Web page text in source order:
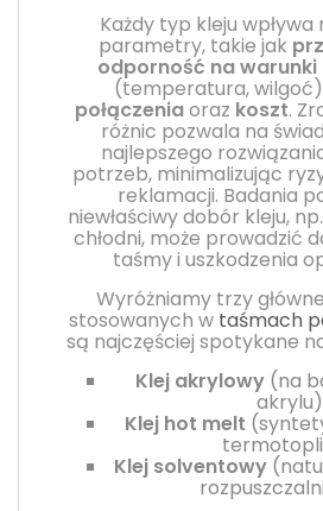
Każdy typ kleju wpływa
parametry, takie jak
odporność na warunki
(temperatura,
połączeniaoraz koszt.
różnic pozwala na
najlepszego
potrzeb, minimalizując
reklamacji. Badania
niewłaściwy dobór kleju,
chłodni, może prowadzić
taśmy i uszkodzenia
Wyróżniamy trzy
stosowanych w taśmach
są najczęściej spotykane
Klej akrylowy (na
akrylu)
Klej hot melt
Klej solventowy